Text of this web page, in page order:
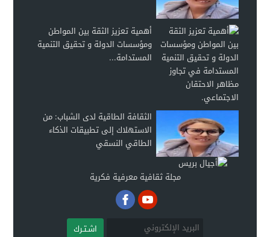
أهمية تعزيز الثقة بين المواطن
ومؤسسات الدولة و تحقيق التنمية
المستدامة...
الثقافة الطاقية لدى الشباب: من
الاستهلاك إلى تطبيقات الذكاء
الطاقي النسقي
مجلة ثقافية معرفية فكرية
اشـتـرك